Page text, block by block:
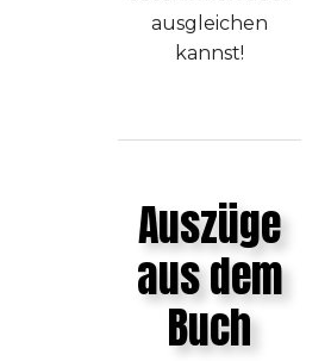
ausgleichen
kannst!
Auszüge
aus dem
Buch